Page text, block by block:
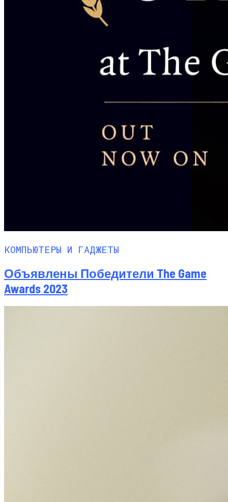
КОМПЬЮТЕРЫ И ГАДЖЕТЫ
Объявлены Победители The Game
Awards 2023